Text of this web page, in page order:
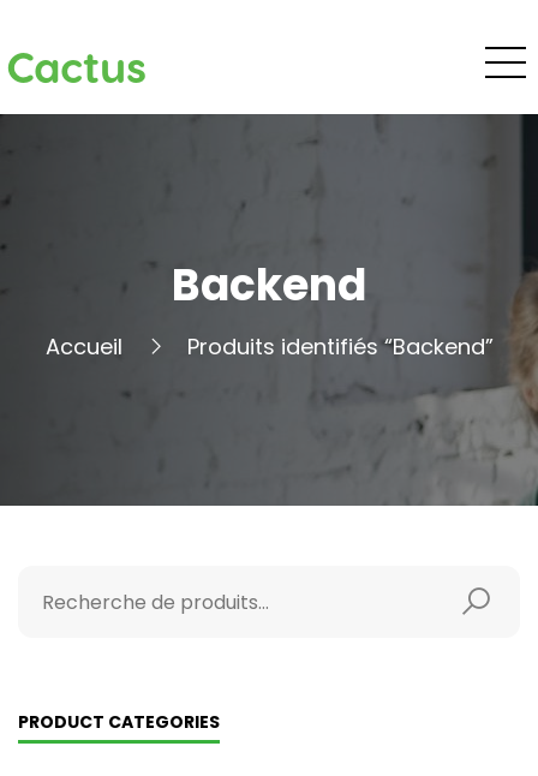
Cactus
Backend
Accueil Produits identifiés “Backend”
PRODUCT CATEGORIES